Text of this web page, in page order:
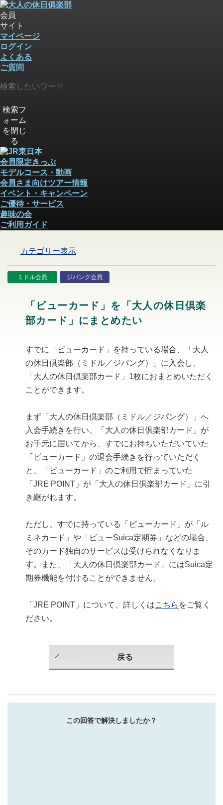
会員
サイト
マイページ
ログイン
よくある
ご質問
検索フ
ォーム
を閉じ
る
会員限定きっぷ
モデルコース・動画
会員さま向けツアー情報
イベント・キャンペーン
ご優待・サービス
趣味の会
ご利用ガイド
カテゴリー表示
ミドル会員 ジパング会員
「ビューカード」を「大人の休日倶楽
部カード」にまとめたい
すでに「ビューカード」を持っている場合、「大人
の休日倶楽部（ミドル／ジパング）」に入会し、
「大人の休日倶楽部カード」1枚におまとめいただく
ことができます。
まず「大人の休日倶楽部（ミドル／ジパング）」へ
入会手続きを行い、「大人の休日倶楽部カード」が
お手元に届いてから、すでにお持ちいただいていた
「ビューカード」の退会手続きを行っていただく
と、「ビューカード」のご利用で貯まっていた
「JRE POINT」が「大人の休日倶楽部カード」に引
き継がれます。
ただし、すでに持っている「ビューカード」が「ル
ミネカード」や「ビューSuica定期券」などの場合、
そのカード独自のサービスは受けられなくなりま
す。また、「大人の休日倶楽部カード」にはSuica定
期券機能を付けることができません。
「JRE POINT」について、詳しくはこちら をご覧く
ださい。
戻る
この回答で解決しましたか？